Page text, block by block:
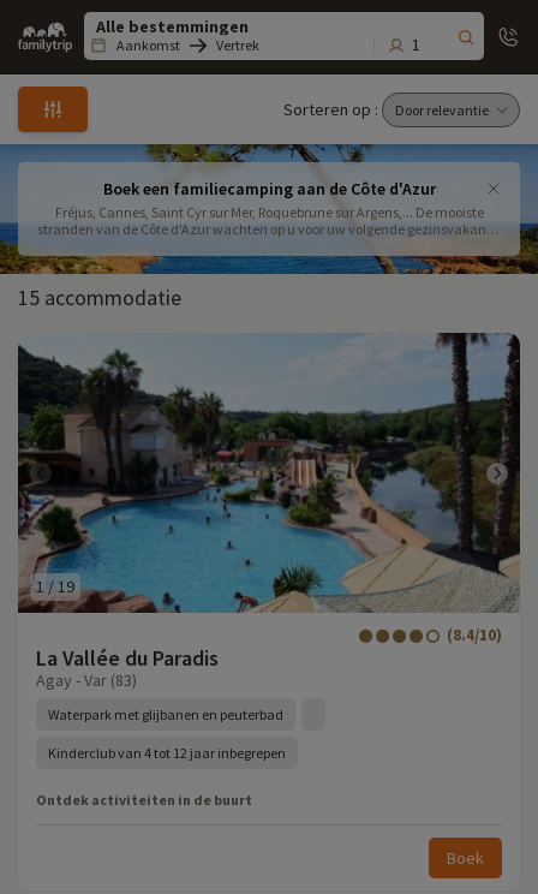
Family
trip
Aankomst Vertrek 1
Sorteren op :
Boek een familiecamping aan de Côte d'Azur
Fréjus, Cannes, Saint Cyr sur Mer, Roquebrune sur Argens,... De mooiste
stranden van de Côte d'Azur wachten op u voor uw volgende gezinsvakantie
campings
15 accommodatie
1 /19
La Vallée du Paradis
(8.4/10)
Agay - Var (83)
Waterpark met glijbanen en peuterbad
Kinderclub van 4 tot 12 jaar inbegrepen
Ontdek activiteiten in de buurt
Boek